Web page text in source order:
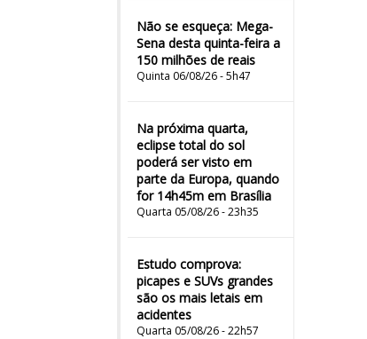
Não se esqueça: Mega-
Sena desta quinta-feira a
150 milhões de reais
Quinta 06/08/26 - 5h47
Na próxima quarta,
eclipse total do sol
poderá ser visto em
parte da Europa, quando
for 14h45m em Brasília
Quarta 05/08/26 - 23h35
Estudo comprova:
picapes e SUVs grandes
são os mais letais em
acidentes
Quarta 05/08/26 - 22h57